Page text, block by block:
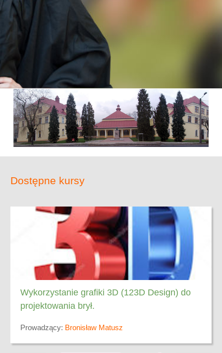
Dostępne kursy
Wykorzystanie grafiki 3D (123D Design) do
projektowania brył.
Prowadzący: Bronisław Matusz